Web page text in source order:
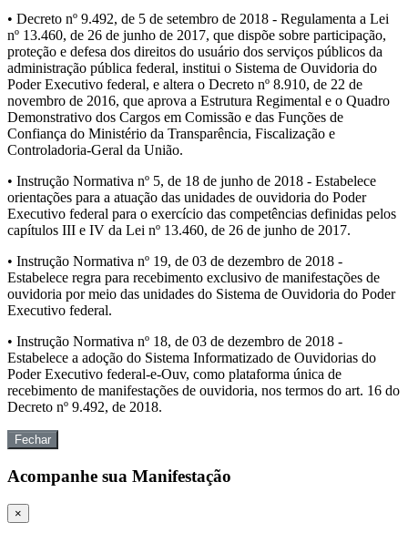
• Decreto nº 9.492, de 5 de setembro de 2018 - Regulamenta a Lei
nº 13.460, de 26 de junho de 2017, que dispõe sobre participação,
proteção e defesa dos direitos do usuário dos serviços públicos da
administração pública federal, institui o Sistema de Ouvidoria do
Poder Executivo federal, e altera o Decreto nº 8.910, de 22 de
novembro de 2016, que aprova a Estrutura Regimental e o Quadro
Demonstrativo dos Cargos em Comissão e das Funções de
Confiança do Ministério da Transparência, Fiscalização e
Controladoria-Geral da União.
• Instrução Normativa nº 5, de 18 de junho de 2018 - Estabelece
orientações para a atuação das unidades de ouvidoria do Poder
Executivo federal para o exercício das competências definidas pelos
capítulos III e IV da Lei nº 13.460, de 26 de junho de 2017.
• Instrução Normativa nº 19, de 03 de dezembro de 2018 -
Estabelece regra para recebimento exclusivo de manifestações de
ouvidoria por meio das unidades do Sistema de Ouvidoria do Poder
Executivo federal.
• Instrução Normativa nº 18, de 03 de dezembro de 2018 -
Estabelece a adoção do Sistema Informatizado de Ouvidorias do
Poder Executivo federal-e-Ouv, como plataforma única de
recebimento de manifestações de ouvidoria, nos termos do art. 16 do
Decreto nº 9.492, de 2018.
Fechar
Acompanhe sua Manifestação
×